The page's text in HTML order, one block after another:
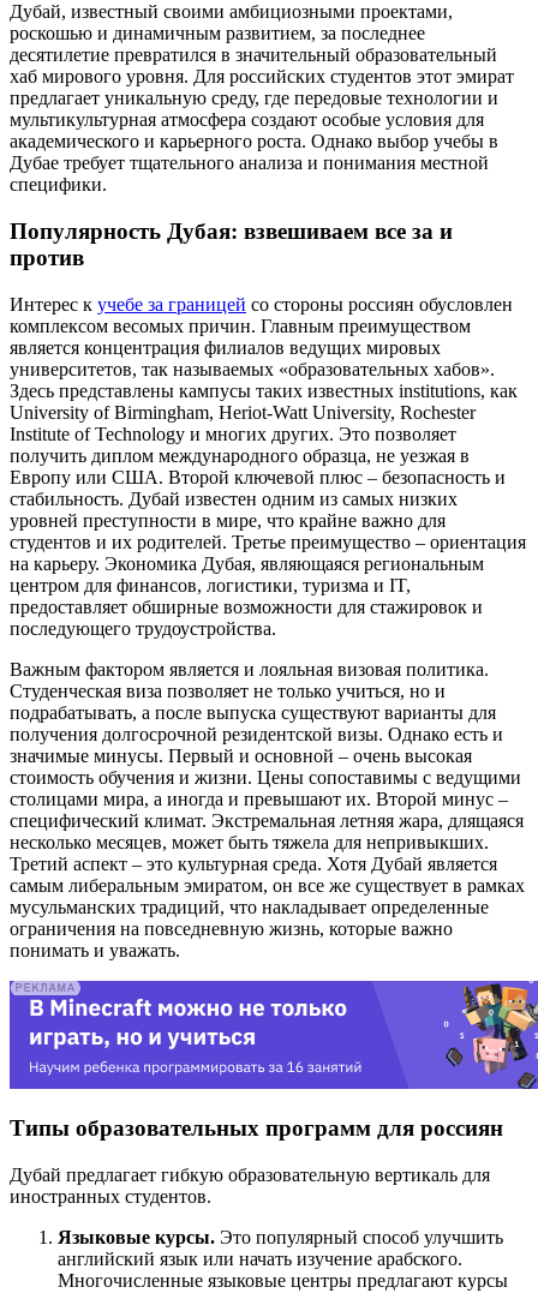
Дубай, известный своими амбициозными проектами,
роскошью и динамичным развитием, за последнее
десятилетие превратился в значительный образовательный
хаб мирового уровня. Для российских студентов этот эмират
предлагает уникальную среду, где передовые технологии и
мультикультурная атмосфера создают особые условия для
академического и карьерного роста. Однако выбор учебы в
Дубае требует тщательного анализа и понимания местной
специфики.
Популярность Дубая: взвешиваем все за и
против
Интерес к учебе за границей со стороны россиян обусловлен
комплексом весомых причин. Главным преимуществом
является концентрация филиалов ведущих мировых
университетов, так называемых «образовательных хабов».
Здесь представлены кампусы таких известных institutions, как
University of Birmingham, Heriot-Watt University, Rochester
Institute of Technology и многих других. Это позволяет
получить диплом международного образца, не уезжая в
Европу или США. Второй ключевой плюс – безопасность и
стабильность. Дубай известен одним из самых низких
уровней преступности в мире, что крайне важно для
студентов и их родителей. Третье преимущество – ориентация
на карьеру. Экономика Дубая, являющаяся региональным
центром для финансов, логистики, туризма и IT,
предоставляет обширные возможности для стажировок и
последующего трудоустройства.
Важным фактором является и лояльная визовая политика.
Студенческая виза позволяет не только учиться, но и
подрабатывать, а после выпуска существуют варианты для
получения долгосрочной резидентской визы. Однако есть и
значимые минусы. Первый и основной – очень высокая
стоимость обучения и жизни. Цены сопоставимы с ведущими
столицами мира, а иногда и превышают их. Второй минус –
специфический климат. Экстремальная летняя жара, длящаяся
несколько месяцев, может быть тяжела для непривыкших.
Третий аспект – это культурная среда. Хотя Дубай является
самым либеральным эмиратом, он все же существует в рамках
мусульманских традиций, что накладывает определенные
ограничения на повседневную жизнь, которые важно
понимать и уважать.
Типы образовательных программ для россиян
Дубай предлагает гибкую образовательную вертикаль для
иностранных студентов.
Языковые курсы. Это популярный способ улучшить
английский язык или начать изучение арабского.
Многочисленные языковые центры предлагают курсы